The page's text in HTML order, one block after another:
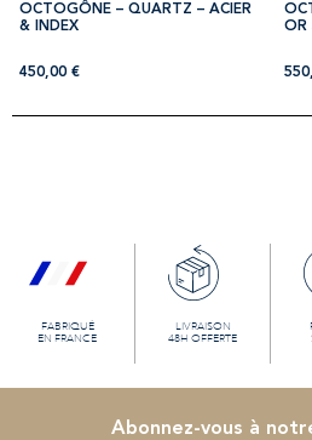
OCTOGÔNE – QUARTZ – ACIER
& INDEX
450,00 €
OR
FABRIQUÉ
EN FRANCE
LIVRAISON
48H OFFERTE
Abonnez-vous à